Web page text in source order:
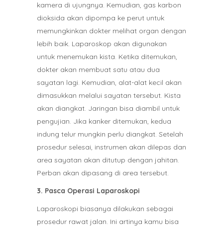
kamera di ujungnya. Kemudian, gas karbon
dioksida akan dipompa ke perut untuk
memungkinkan dokter melihat organ dengan
lebih baik. Laparoskop akan digunakan
untuk menemukan kista. Ketika ditemukan,
dokter akan membuat satu atau dua
sayatan lagi. Kemudian, alat-alat kecil akan
dimasukkan melalui sayatan tersebut. Kista
akan diangkat. Jaringan bisa diambil untuk
pengujian. Jika kanker ditemukan, kedua
indung telur mungkin perlu diangkat. Setelah
prosedur selesai, instrumen akan dilepas dan
area sayatan akan ditutup dengan jahitan.
Perban akan dipasang di area tersebut.
3. Pasca Operasi Laparoskopi
Laparoskopi biasanya dilakukan sebagai
prosedur rawat jalan. Ini artinya kamu bisa